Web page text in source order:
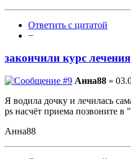
Ответить с цитатой
−
закончили курс лечения
Анна88 »
Я водила дочку и лечилась
ps насчёт приема позвоните
Анна88